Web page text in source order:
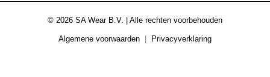
© 2026 SA Wear B.V. | Alle rechten voorbehouden
Algemene voorwaarden Privacyverklaring